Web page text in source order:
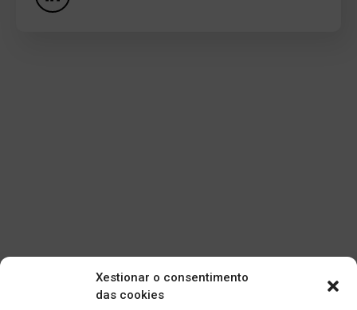
Xestionar o consentimento
das cookies